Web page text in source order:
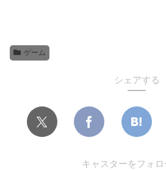
ゲーム
シェアする
キャスターをフォロ